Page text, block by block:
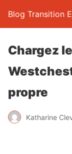
Blog Transition
Chargez
propre
Katharine